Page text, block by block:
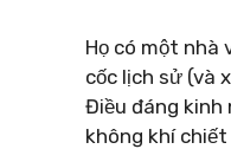
Họ có một nhà
cốc lịch sử (và
Điều đáng kinh
không khí